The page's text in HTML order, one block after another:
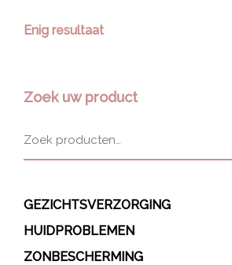
Enig resultaat
Zoek uw product
GEZICHTSVERZORGING
HUIDPROBLEMEN
ZONBESCHERMING